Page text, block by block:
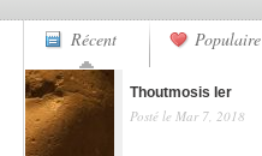
Récent Populaire
Thoutmosis Ier
Posté le Mar 7, 2018